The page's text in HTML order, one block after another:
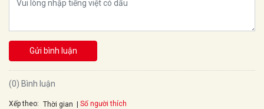
Gửi bình luận
(0) Bình luận
Xếp theo: Thời gian Số người thích